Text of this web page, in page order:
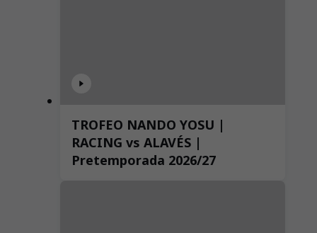
TROFEO NANDO YOSU |
RACING vs ALAVÉS |
Pretemporada 2026/27